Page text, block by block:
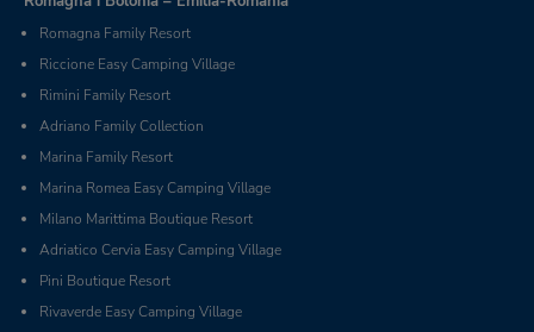
Romagna Family Resort
Riccione Easy Camping Village
Rimini Family Resort
Adriano Family Collection
Marina Family Resort
Marina Romea Easy Camping Village
Milano Marittima Boutique Resort
Adriatico Cervia Easy Camping Village
Pini Boutique Resort
Rivaverde Easy Camping Village